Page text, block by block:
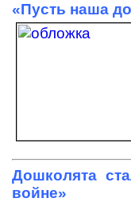
«Пусть наша
Дошколята
войне»